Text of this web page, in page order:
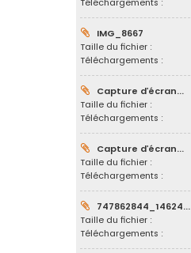
IMG_8667
Taille du fichier :
Téléchargements :
Capture d’écran...
Taille du fichier :
Téléchargements :
Capture d’écran...
Taille du fichier :
Téléchargements :
747862844_14624...
Taille du fichier :
Téléchargements :